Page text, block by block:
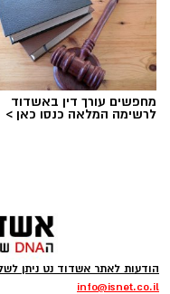
רוצה לעקוב אחרי
ב-WhatsApp לחצו כאן
להורדת אפליקציה
קודוס ווהאב (מכבי
ליגת העל בכדורסל
ספטמבר במשחקי
מחפשים עורך דין באשדוד
לרשימה המלאה כנסו כאן >
הודעות לאתר אשדוד נט ניתן
info@isnet.co.il